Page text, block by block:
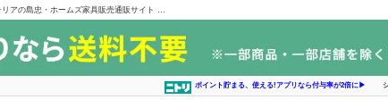
ダイニングテーブル ＤＴ ＳＬ １３５０ ＷＮ［ホームズオリジナル］｜インテリアの島忠・ホームズ家具販売通販サイト シマホネット
ポイント貯まる、使える!アプリなら付与率が2倍に▶